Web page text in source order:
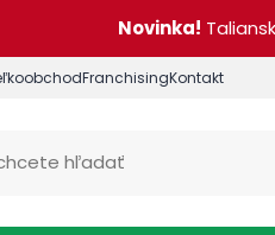
Novinka!
FranchisingKontakt